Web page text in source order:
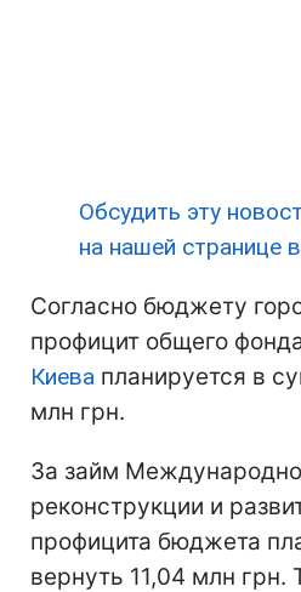
Обсудить эту
на нашей странице
Согласно бюджету
профицит общего
Киева планируется в
млн грн.
За займ
реконструкции и
профицита бюджета
вернуть 11,04 млн грн.